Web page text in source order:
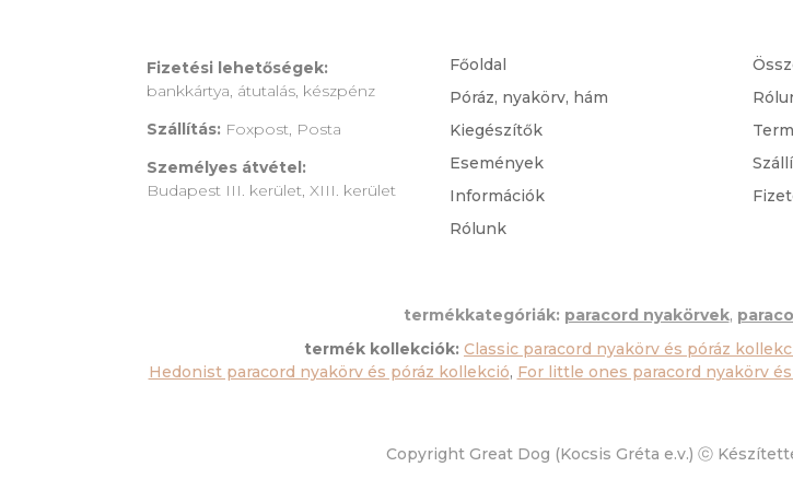
Fizetési lehetőségek:
bankkártya, átutalás, készpénz
Szállítás: Foxpost, Posta
Személyes átvétel:
Budapest III. kerület, XIII. kerület
Főoldal
Póráz, nyakörv, hám
Kiegészítők
Események
Információk
Rólunk
termékkategóriák: paracord nyakörvek,
termék kollekciók: Classic paracord nyakörv és póráz
Hedonist paracord nyakörv és póráz kollekció, For little ones paracord nyakörv
Copyright Great Dog (Kocsis Gréta e.v.) ⓒ